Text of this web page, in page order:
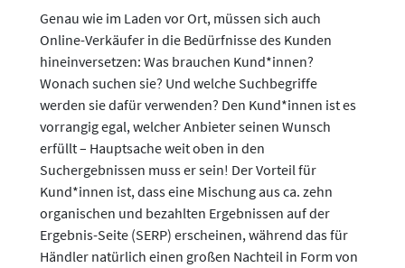
Genau wie im Laden vor Ort, müssen sich auch
Online-Verkäufer in die Bedürfnisse des Kunden
hineinversetzen: Was brauchen Kund*innen?
Wonach suchen sie? Und welche Suchbegriffe
werden sie dafür verwenden? Den Kund*innen ist es
vorrangig egal, welcher Anbieter seinen Wunsch
erfüllt – Hauptsache weit oben in den
Suchergebnissen muss er sein! Der Vorteil für
Kund*innen ist, dass eine Mischung aus ca. zehn
organischen und bezahlten Ergebnissen auf der
Ergebnis-Seite (SERP) erscheinen, während das für
Händler natürlich einen großen Nachteil in Form von